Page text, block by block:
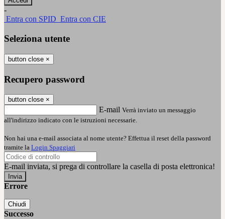
-
Entra con SPID Entra con CIE
Seleziona utente
button close ×
Recupero password
button close ×
E-mail Verrà inviato un messaggio
all'indirizzo indicato con le istruzioni necessarie.
Non hai una e-mail associata al nome utente? Effettua il reset della password
tramite la Login Spaggiari
E-mail inviata, si prega di controllare la casella di posta elettronica!
Errore
Chiudi
Successo